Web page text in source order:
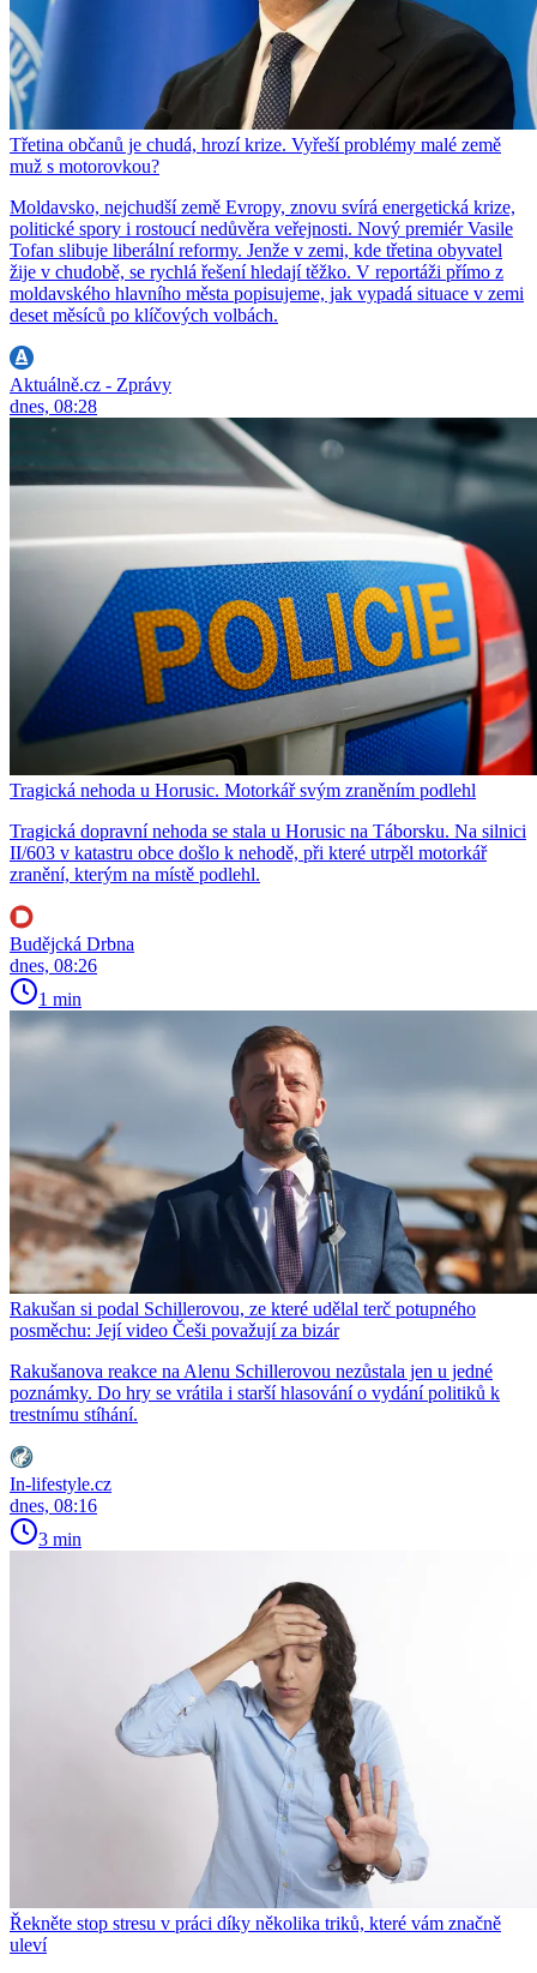
Třetina občanů je chudá, hrozí krize. Vyřeší problémy malé země
muž s motorovkou?
Moldavsko, nejchudší země Evropy, znovu svírá energetická krize,
politické spory i rostoucí nedůvěra veřejnosti. Nový premiér Vasile
Tofan slibuje liberální reformy. Jenže v zemi, kde třetina obyvatel
žije v chudobě, se rychlá řešení hledají těžko. V reportáži přímo z
moldavského hlavního města popisujeme, jak vypadá situace v zemi
deset měsíců po klíčových volbách.
Aktuálně.cz - Zprávy
dnes, 08:28
Tragická nehoda u Horusic. Motorkář svým zraněním podlehl
Tragická dopravní nehoda se stala u Horusic na Táborsku. Na silnici
II/603 v katastru obce došlo k nehodě, při které utrpěl motorkář
zranění, kterým na místě podlehl.
Budějcká Drbna
dnes, 08:26
1 min
Rakušan si podal Schillerovou, ze které udělal terč potupného
posměchu: Její video Češi považují za bizár
Rakušanova reakce na Alenu Schillerovou nezůstala jen u jedné
poznámky. Do hry se vrátila i starší hlasování o vydání politiků k
trestnímu stíhání.
In-lifestyle.cz
dnes, 08:16
3 min
Řekněte stop stresu v práci díky několika triků, které vám značně
uleví